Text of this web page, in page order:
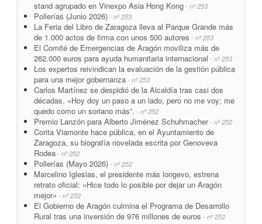
stand agrupado en Vinexpo Asia Hong Kong - nº 253
Pollerías (Junio 2026) - nº 253
La Feria del Libro de Zaragoza lleva al Parque Grande más
de 1.000 actos de firma con unos 500 autores - nº 253
El Comité de Emergencias de Aragón moviliza más de
262.000 euros para ayuda humanitaria internacional - nº 253
Los expertos reivindican la evaluación de la gestión pública
para una mejor gobernanza - nº 253
Carlos Martínez se despidió de la Alcaldía tras casi dos
décadas. «Hoy doy un paso a un lado, pero no me voy; me
quedo como un soriano más”. - nº 252
Premio Lanzón para Alberto Jiménez Schuhmacher- nº 252
Corita Viamonte hace pública, en el Ayuntamiento de
Zaragoza, su biografía novelada escrita por Genoveva
Rodea - nº 252
Pollerías (Mayo 2026) - nº 252
Marcelino Iglesias, el presidente más longevo, estrena
retrato oficial: «Hice todo lo posible por dejar un Aragón
mejor» - nº 252
El Gobierno de Aragón culmina el Programa de Desarrollo
Rural tras una inversión de 976 millones de euros - nº 252